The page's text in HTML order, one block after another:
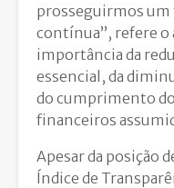
prosseguirmos
contínua”, refere o
importância da
essencial, da
do cumprimento
financeiros
Apesar da posição
Índice de